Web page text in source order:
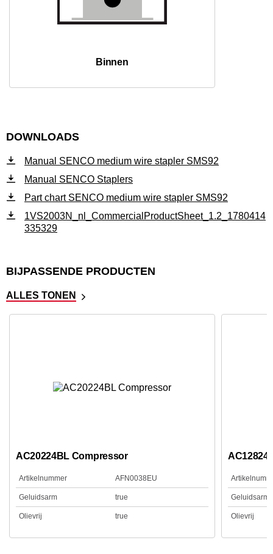
Binnen
DOWNLOADS
Manual SENCO medium wire stapler SMS92
Manual SENCO Staplers
Part chart SENCO medium wire stapler SMS92
1VS2003N_nl_CommercialProductSheet_1.2_1780414
335329
BIJPASSENDE PRODUCTEN
ALLES TONEN
AC20224BL Compressor
Artikelnummer AFN0038EU
Geluidsarm true
Olievrij true
AC12824
Geluidsarm
Olievrij